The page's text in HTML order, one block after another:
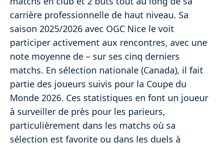
carrière professionnelle de haut niveau. Sa
saison 2025/2026 avec OGC Nice le voit
participer activement aux rencontres, avec une
note moyenne de – sur ses cinq derniers
matchs. En sélection nationale (Canada), il fait
partie des joueurs suivis pour la Coupe du
Monde 2026. Ces statistiques en font un joueur
à surveiller de près pour les parieurs,
particulièrement dans les matchs où sa
sélection est favorite ou dans les duels à